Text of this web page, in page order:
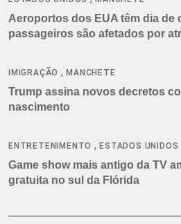
Aeroportos dos EUA têm dia de
passageiros são afetados por
IMIGRAÇÃO ,MANCHETE
Trump assina novos decretos
nascimento
ENTRETENIMENTO ,ESTADOS UNIDOS
Game show mais antigo da TV
gratuita no sul da Flórida